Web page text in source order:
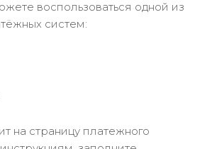
воспользоваться одной из
систем:
на страницу платежного